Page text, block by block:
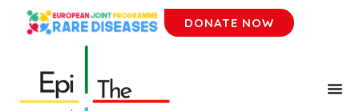
DONATE NOW